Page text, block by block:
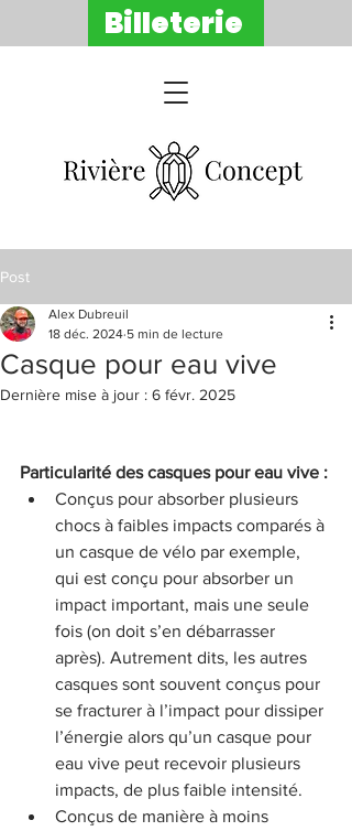
Billeterie
Post
Casque pour eau vive
Alex Dubreuil
18 déc. 2024 5 min de lecture
Dernière mise à jour : 6 févr. 2025
Particularité des casques pour eau vive :
Conçus pour absorber plusieurs
chocs à faibles impacts comparés à
un casque de vélo par exemple,
qui est conçu pour absorber un
impact important, mais une seule
fois (on doit s’en débarrasser
après). Autrement dits, les autres
casques sont souvent conçus pour
se fracturer à l’impact pour dissiper
l’énergie alors qu’un casque pour
eau vive peut recevoir plusieurs
impacts, de plus faible intensité.
Conçus de manière à moins